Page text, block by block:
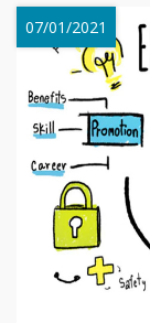
07/01/2021